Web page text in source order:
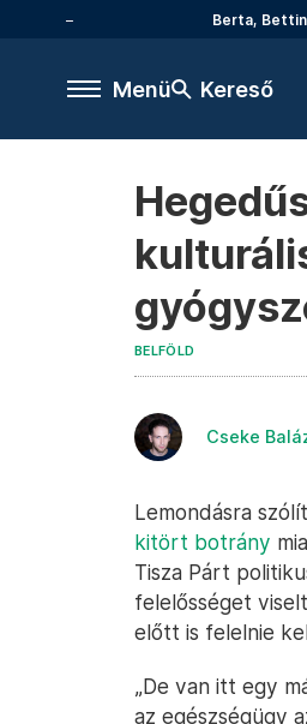
Berta,
Menü Kereső
BELFÖLD
Cseke
Lemondásra
kitört botrány
Tisza Párt
felelősséget
előtt is felelnie
„De van itt egy
az egészségügy